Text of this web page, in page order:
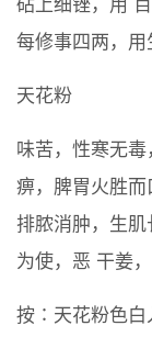
砧上细锉，用
每修事四两，用
天花粉
味苦，性寒无
痹，脾胃火胜而
排脓消肿，生
为使，恶 干姜
按∶天花粉色白